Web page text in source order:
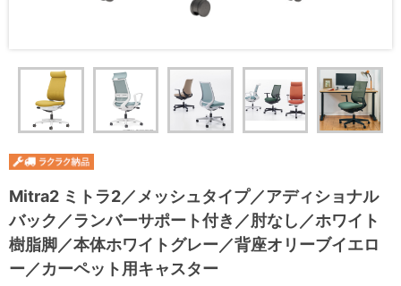
Mitra2 ミトラ2／メッシュタイプ／アディショナル
バック／ランバーサポート付き／肘なし／ホワイト
樹脂脚／本体ホワイトグレー／背座オリーブイエロ
ー／カーペット用キャスター